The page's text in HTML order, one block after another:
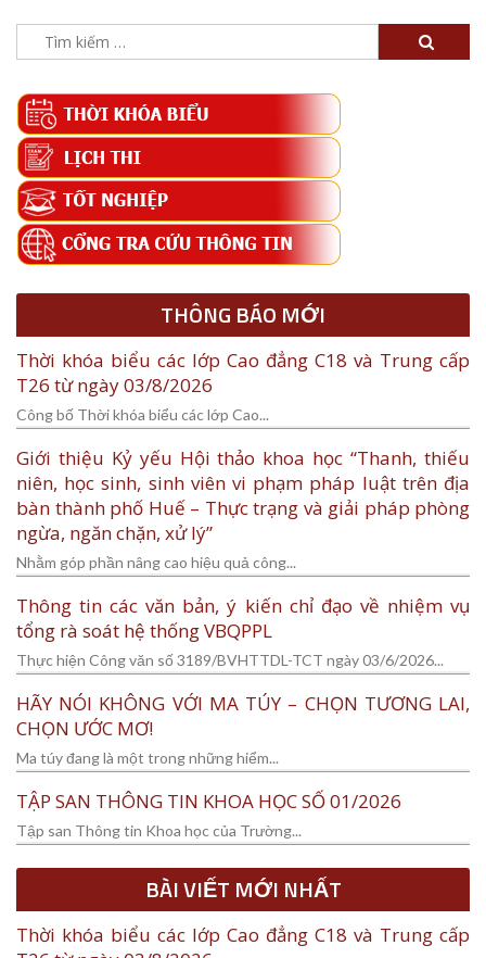
kiếm
THÔNG BÁO MỚI
Thời khóa biểu các lớp Cao đẳng C18 và Trung cấp
T26 từ ngày 03/8/2026
Công bố Thời khóa biểu các lớp Cao...
Giới thiệu Kỷ yếu Hội thảo khoa học “Thanh, thiếu
niên, học sinh, sinh viên vi phạm pháp luật trên địa
bàn thành phố Huế – Thực trạng và giải pháp phòng
ngừa, ngăn chặn, xử lý”
Nhằm góp phần nâng cao hiệu quả công...
Thông tin các văn bản, ý kiến chỉ đạo về nhiệm vụ
tổng rà soát hệ thống VBQPPL
Thực hiện Công văn số 3189/BVHTTDL-TCT ngày 03/6/2026...
HÃY NÓI KHÔNG VỚI MA TÚY – CHỌN TƯƠNG LAI,
CHỌN ƯỚC MƠ!
Ma túy đang là một trong những hiểm...
TẬP SAN THÔNG TIN KHOA HỌC SỐ 01/2026
Tập san Thông tin Khoa học của Trường...
BÀI VIẾT MỚI NHẤT
Thời khóa biểu các lớp Cao đẳng C18 và Trung cấp